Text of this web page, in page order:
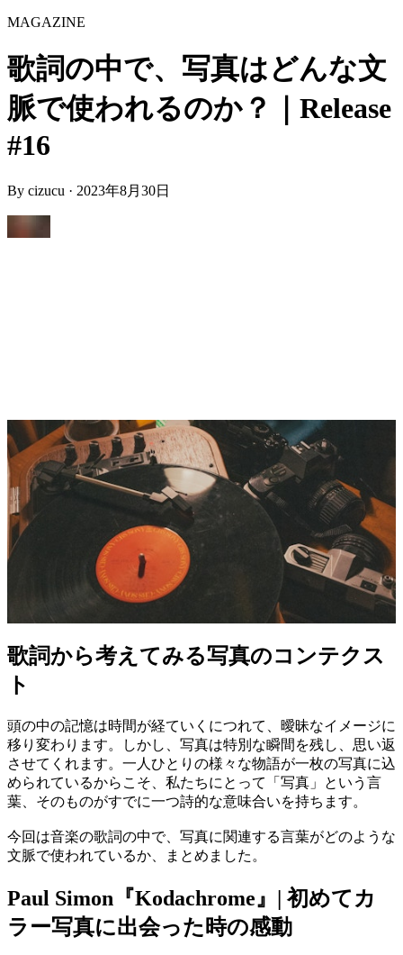
MAGAZINE
歌詞の中で、写真はどんな文
脈で使われるのか？｜Release
#16
By cizucu · 2023年8月30日
歌詞から考えてみる写真のコンテクス
ト
頭の中の記憶は時間が経ていくにつれて、曖昧なイメージに
移り変わります。しかし、写真は特別な瞬間を残し、思い返
させてくれます。一人ひとりの様々な物語が一枚の写真に込
められているからこそ、私たちにとって「写真」という言
葉、そのものがすでに一つ詩的な意味合いを持ちます。
今回は音楽の歌詞の中で、写真に関連する言葉がどのような
文脈で使われているか、まとめました。
Paul Simon『Kodachrome』| 初めてカ
ラー写真に出会った時の感動